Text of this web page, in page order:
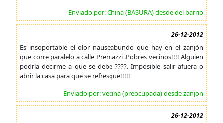
Enviado por: China (BASURA) desde del barrio
26-12-2012
Es insoportable el olor nauseabundo que hay en el zanjón
que corre paralelo a calle Premazzi .Pobres vecinos!!!! Alguien
podría decirme a que se debe ????. Imposible salir afuera o
abrir la casa para que se refresque!!!!!
Enviado por: vecina (preocupada) desde zanjon
26-12-2012